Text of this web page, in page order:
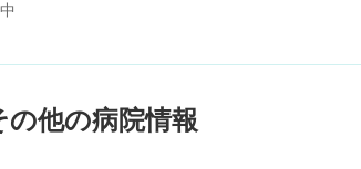
他の病院情報